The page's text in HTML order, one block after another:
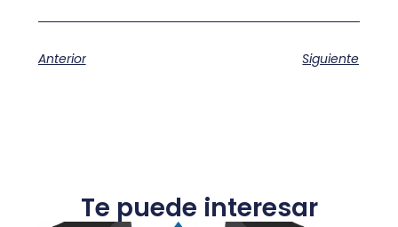
Anterior Siguiente
Te puede interesar